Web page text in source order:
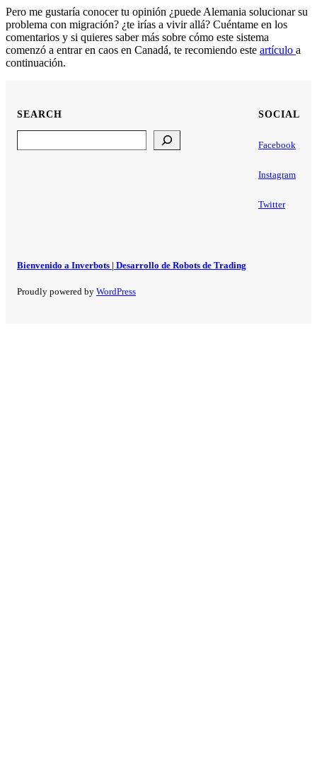
Pero me gustaría conocer tu opinión ¿puede Alemania solucionar su
problema con migración? ¿te irías a vivir allá? Cuéntame en los
comentarios y si quieres saber más sobre cómo este sistema
comenzó a entrar en caos en Canadá, te recomiendo este artículo a
continuación.
SEARCH SOCIAL
Facebook
Instagram
Twitter
Bienvenido a Inverbots | Desarrollo de Robots de Trading
Proudly powered by WordPress